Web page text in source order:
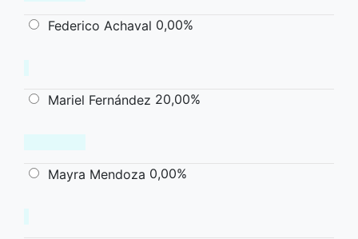
Federico Achaval 0,00%
Mariel Fernández 20,00%
Mayra Mendoza 0,00%